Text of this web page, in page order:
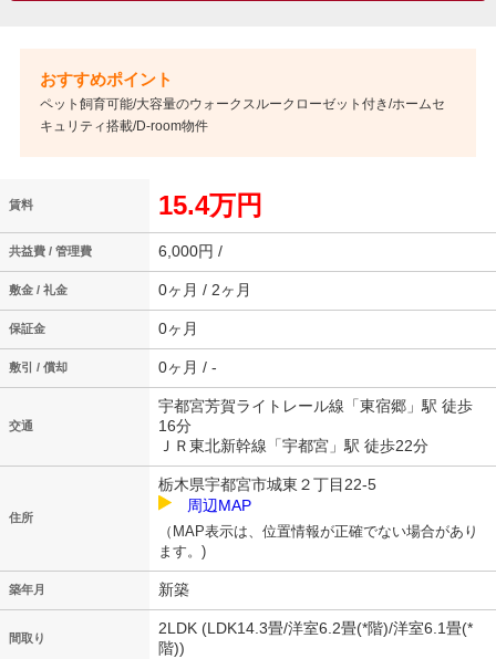
ペット飼育可能/大容量のウォークスルークローゼット付き/ホームセ
キュリティ搭載/D-room物件
賃料 15.4万円
共益費 / 管理費 6,000円 /
敷金 / 礼金 0ヶ月 / 2ヶ月
保証金 0ヶ月
敷引 / 償却 0ヶ月 / -
交通
宇都宮芳賀ライトレール線「東宿郷」駅 徒歩
16分
ＪＲ東北新幹線「宇都宮」駅 徒歩22分
住所
栃木県宇都宮市城東２丁目22-5
周辺MAP
（MAP表示は、位置情報が正確でない場合があり
ます。)
築年月 新築
間取り
2LDK (LDK14.3畳/洋室6.2畳(*階)/洋室6.1畳(*
階))